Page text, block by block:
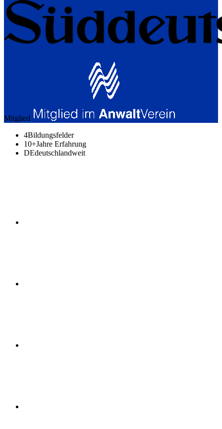
Mitglied
4Bildungsfelder
10+Jahre Erfahrung
DEdeutschlandweit